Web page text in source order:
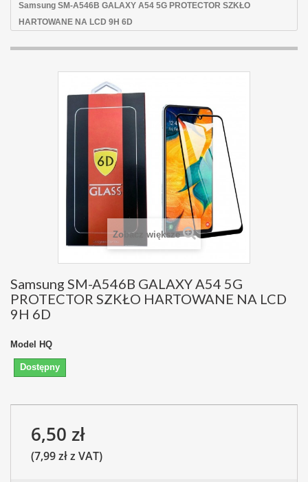
Samsung SM-A546B GALAXY A54 5G PROTECTOR SZKŁO
HARTOWANE NA LCD 9H 6D
Zobacz większe
Samsung SM-A546B GALAXY A54 5G
PROTECTOR SZKŁO HARTOWANE NA LCD
9H 6D
Model HQ
Dostępny
6,50 zł
(7,99 zł z VAT)